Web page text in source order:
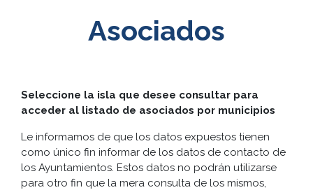
Asociados
Seleccione la isla que desee consultar para
acceder al listado de asociados por municipios
Le informamos de que los datos expuestos tienen
como único fin informar de los datos de contacto de
los Ayuntamientos. Estos datos no podrán utilizarse
para otro fin que la mera consulta de los mismos,